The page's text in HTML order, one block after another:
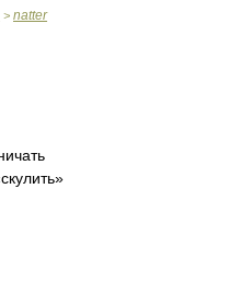
> natter